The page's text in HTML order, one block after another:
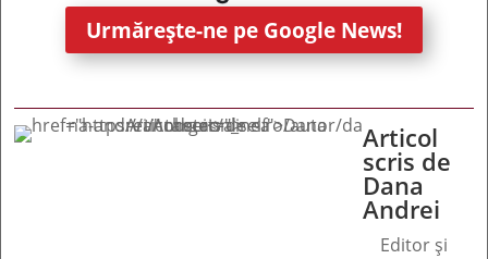
Urmărește-ne pe Google News!
Articol
scris de
Dana
Andrei
Editor și